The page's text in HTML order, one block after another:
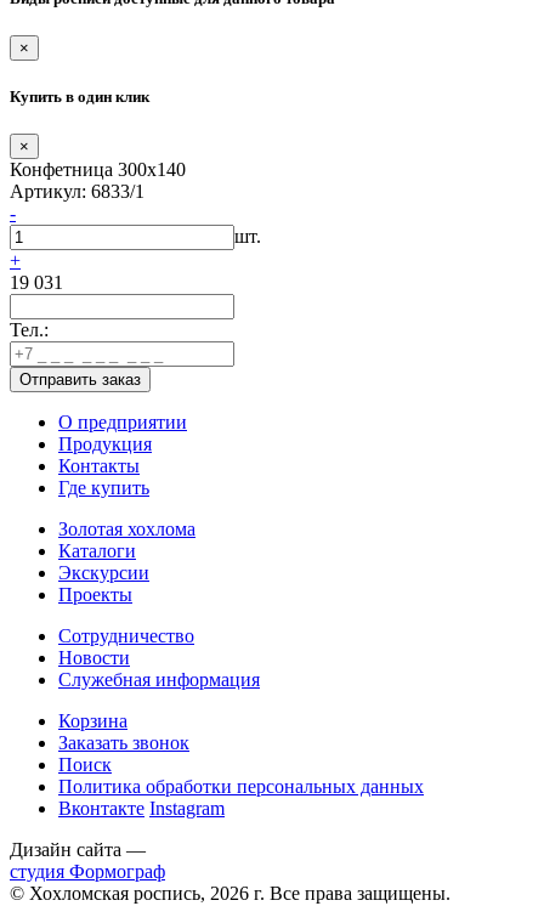
×
Купить в один клик
×
Конфетница 300х140
Артикул: 6833/1
-
шт.
+
19 031
Тел.:
О предприятии
Продукция
Контакты
Где купить
Золотая хохлома
Каталоги
Экскурсии
Проекты
Сотрудничество
Новости
Служебная информация
Корзина
Заказать звонок
Поиск
Политика обработки персональных данных
Вконтакте Instagram
Дизайн сайта —
студия Формограф
© Хохломская роспись, 2026 г. Все права защищены.